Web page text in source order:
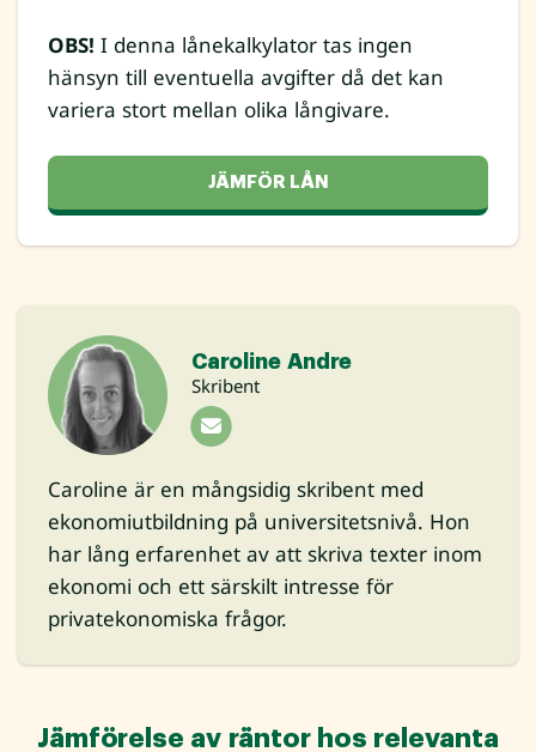
OBS! I denna lånekalkylator tas ingen
hänsyn till eventuella avgifter då det kan
variera stort mellan olika långivare.
JÄMFÖR LÅN
Caroline Andre
Skribent
Caroline är en mångsidig skribent med
ekonomiutbildning på universitetsnivå. Hon
har lång erfarenhet av att skriva texter inom
ekonomi och ett särskilt intresse för
privatekonomiska frågor.
Jämförelse av räntor hos relevanta